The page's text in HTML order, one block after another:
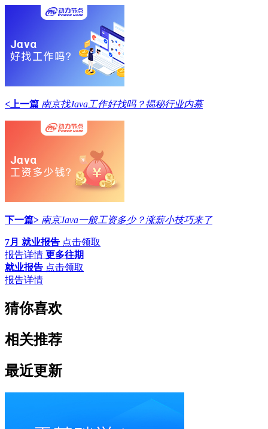
<上一篇 南京找Java工作好找吗？揭秘行业内幕
下一篇> 南京Java一般工资多少？涨薪小技巧来了
7月 就业报告 点击领取
报告详情 更多往期
就业报告 点击领取
报告详情
猜你喜欢
相关推荐
最近更新